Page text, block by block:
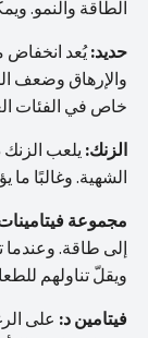
الطاقة والنمو.
حديد:يُعد انخفاض
والإرهاق وضعف
خاص في الفئات
الزنك: يلعب
الشهية. وغالبًا
مجموعة
إلى طاقة. وعندما
ويقلّ تناولهم
فيتامين د: على